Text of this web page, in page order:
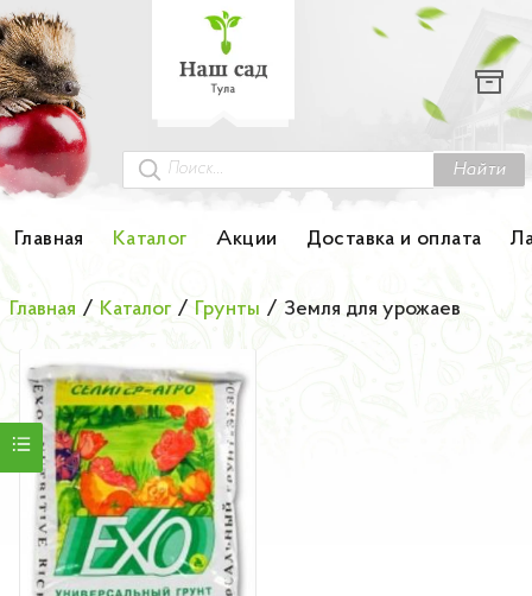
Найти
Главная Каталог Акции Доставка и оплата
Каталог
Гортензии
Грунты
Лук-севок
Малина
Мини-деревья
НОВИНКА Английские и Японские розы
Розы
Главная / Каталог / Грунты / Земля для урожаев